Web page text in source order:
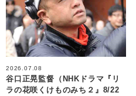
2026.07.08
谷口正晃監督（NHKドラマ『リ
ラの花咲くけものみち２』8/22